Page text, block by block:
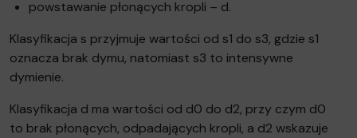
powstawanie płonących kropli – d.
Klasyfikacja s przyjmuje wartości od s1 do s3, gdzie s1
oznacza brak dymu, natomiast s3 to intensywne
dymienie.
Klasyfikacja d ma wartości od d0 do d2, przy czym d0
to brak płonących, odpadających kropli, a d2 wskazuje